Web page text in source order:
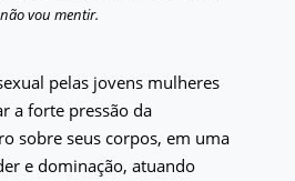
vou mentir.
pelas jovens mulheres
a forte pressão da
sobre seus corpos, em uma
e dominação, atuando